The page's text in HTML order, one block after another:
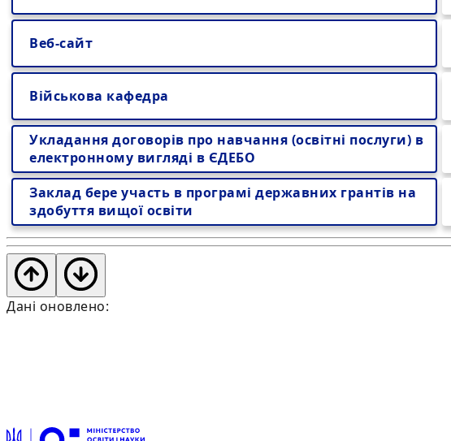
Веб-сайт
Військова кафедра
Укладання договорів про навчання (освітні послуги) в
електронному вигляді в ЄДЕБО
Заклад бере участь в програмі державних грантів на
здобуття вищої освіти
Дані оновлено: